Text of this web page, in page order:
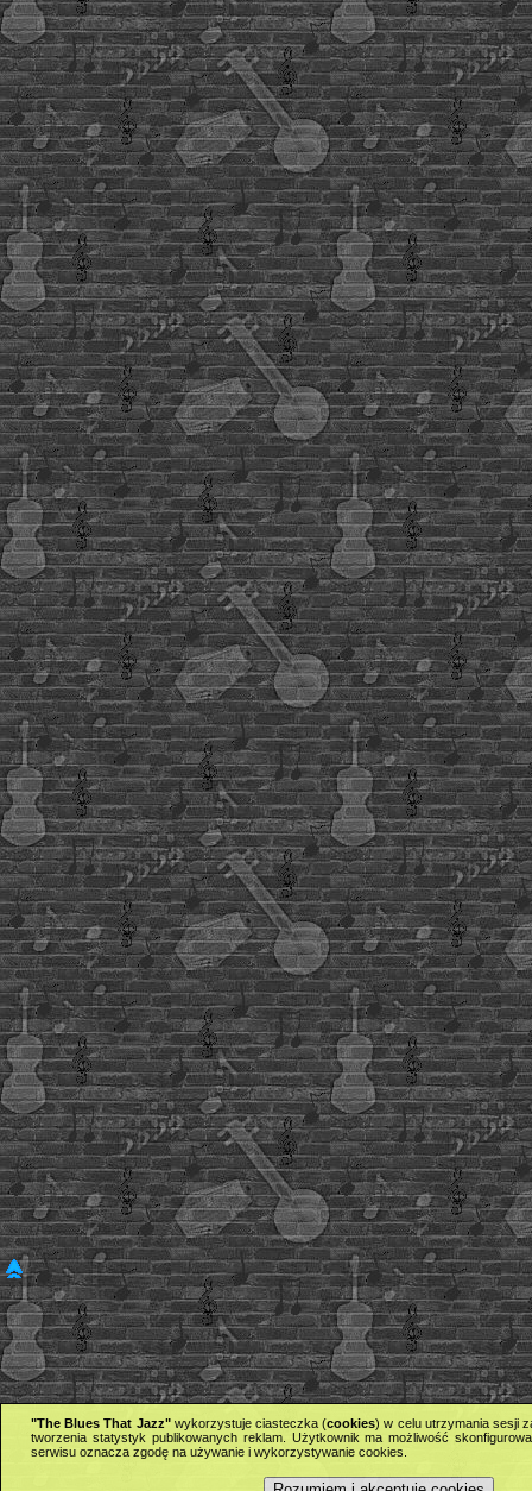
"The Blues That Jazz"wykorzystuje ciasteczka (cookies) w celu utrzymania sesji
tworzenia statystyk publikowanych reklam. Użytkownik ma możliwość
serwisu oznacza zgodę na używanie i wykorzystywanie cookies.